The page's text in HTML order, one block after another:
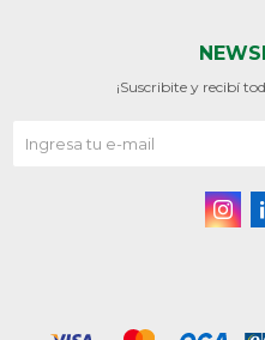
¡Suscribite y recibí
